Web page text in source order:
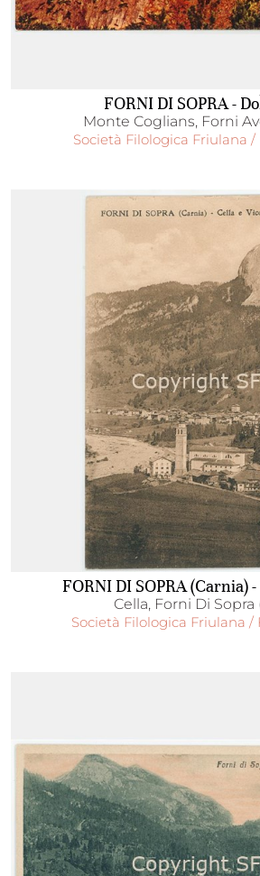
FORNI DI SOPRA -
Monte Coglians, Forni
Società Filologica Friulana /
FORNI DI SOPRA (Carnia)
Cella, Forni Di Sopra
Società Filologica Friulana /